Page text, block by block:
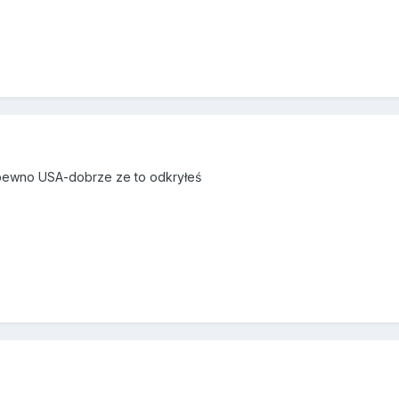
USA-dobrze ze to odkryłeś